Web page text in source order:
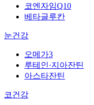
코엔자임Q10
베타글루칸
눈건강
오메가3
루테인·지아잔틴
아스타잔틴
코건강